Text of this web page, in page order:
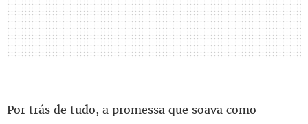
Por trás de tudo, a promessa que soava como